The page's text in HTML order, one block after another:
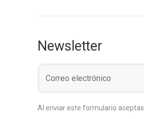
Newsletter
Al enviar este formulario aceptas